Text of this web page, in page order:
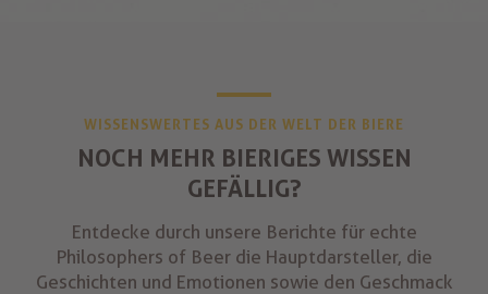
WISSENSWERTES AUS DER WELT DER BIERE
NOCH MEHR BIERIGES WISSEN
GEFÄLLIG?
Entdecke durch unsere Berichte für echte
Philosophers of Beer die Hauptdarsteller, die
Geschichten und Emotionen sowie den Geschmack